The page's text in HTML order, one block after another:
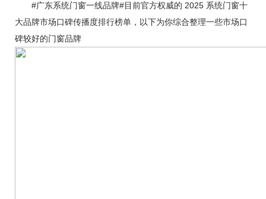
#广东系统门窗一线品牌#目前官方权威的 2025 系统门窗十
大品牌市场口碑传播度排行榜单，以下为你综合整理一些市场口
碑较好的门窗品牌